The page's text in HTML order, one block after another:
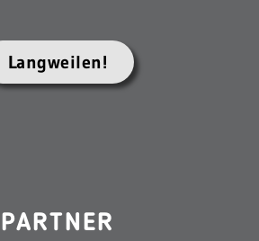
Langweilen!
PARTNER